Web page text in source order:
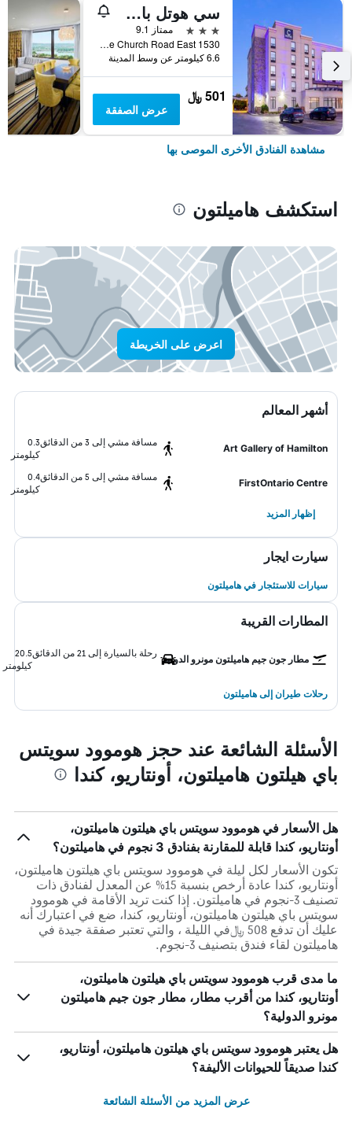
سي هوتل باي كارمينز، بي دبليو بريميير كوليكشن
3 نجوم
ممتاز 9.1
1530 Stone Church Road East, هاميلتون, ON, كندا
6.6 كيلومتر عن وسط المدينة
501 ﷼
عرض الصفقة
مشاهدة الفنادق الأخرى الموصى بها
استكشف هاميلتون
اعرض على الخريطة
أشهر المعالم
Art Gallery of Hamilton
مسافة مشي إلى 3 من الدقائق
0.3
كيلومتر
FirstOntario Centre
مسافة مشي إلى 5 من الدقائق
0.4
كيلومتر
إظهار المزيد
سيارت ايجار
سيارات للاستئجار في هاميلتون
المطارات القريبة
مطار جون جيم هاميلتون مونرو الدولية
رحلة بالسيارة إلى 21 من الدقائق
20.5
كيلومتر
رحلات طيران إلى هاميلتون
الأسئلة الشائعة عند حجز هوموود سويتس
باي هيلتون هاميلتون، أونتاريو، كندا
هل الأسعار في هوموود سويتس باي هيلتون هاميلتون،
أونتاريو، كندا قابلة للمقارنة بفنادق 3 نجوم في هاميلتون؟
تكون الأسعار لكل ليلة في هوموود سويتس باي هيلتون هاميلتون،
أونتاريو، كندا عادة أرخص بنسبة 15% عن المعدل لفنادق ذات
تصنيف 3-نجوم في هاميلتون. إذا كنت تريد الأقامة في هوموود
سويتس باي هيلتون هاميلتون، أونتاريو، كندا، ضع في اعتبارك أنه
عليك أن تدفع 508 ﷼في الليلة ، والتي تعتبر صفقة جيدة في
هاميلتون لقاء فندق بتصنيف 3-نجوم.
ما مدى قرب هوموود سويتس باي هيلتون هاميلتون،
أونتاريو، كندا من أقرب مطار، مطار جون جيم هاميلتون
مونرو الدولية؟
هل يعتبر هوموود سويتس باي هيلتون هاميلتون، أونتاريو،
كندا صديقاً للحيوانات الأليفة؟
عرض المزيد من الأسئلة الشائعة